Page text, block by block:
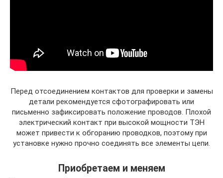
Перед отсоединением контактов для проверки и замены
детали рекомендуется сфотографировать или
письменно зафиксировать положение проводов. Плохой
электрический контакт при высокой мощности ТЭН
может привести к обгоранию проводков, поэтому при
установке нужно прочно соединять все элементы цепи.
Приобретаем и меняем